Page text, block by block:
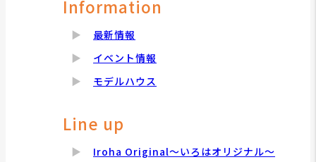
Information
最新情報
イベント情報
モデルハウス
Line up
Iroha Original～いろはオリジナル～